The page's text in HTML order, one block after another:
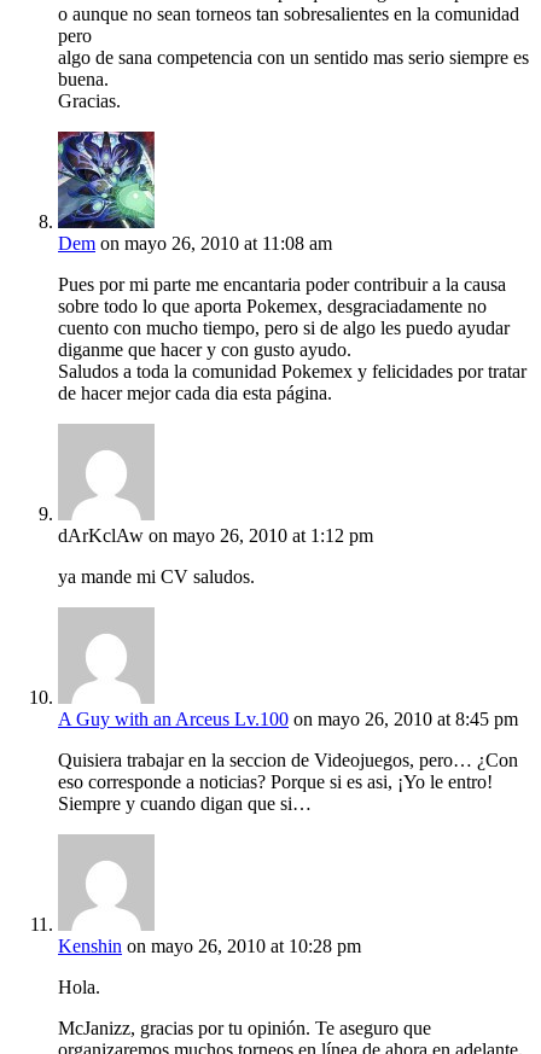
o aunque no sean torneos tan sobresalientes en la comunidad
pero
algo de sana competencia con un sentido mas serio siempre es
buena.
Gracias.
Dem on mayo 26, 2010 at 11:08 am
Pues por mi parte me encantaria poder contribuir a la causa
sobre todo lo que aporta Pokemex, desgraciadamente no
cuento con mucho tiempo, pero si de algo les puedo ayudar
diganme que hacer y con gusto ayudo.
Saludos a toda la comunidad Pokemex y felicidades por tratar
de hacer mejor cada dia esta página.
dArKclAw on mayo 26, 2010 at 1:12 pm
ya mande mi CV saludos.
A Guy with an Arceus Lv.100 on mayo 26, 2010 at 8:45 pm
Quisiera trabajar en la seccion de Videojuegos, pero… ¿Con
eso corresponde a noticias? Porque si es asi, ¡Yo le entro!
Siempre y cuando digan que si…
Kenshin on mayo 26, 2010 at 10:28 pm
Hola.
McJanizz, gracias por tu opinión. Te aseguro que